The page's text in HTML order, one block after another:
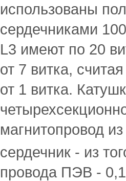
использованы
сердечниками
L3 имеют по 20
от 7 витка,
от 1 витка.
магнитопровод
сердечник - из
провода ПЭВ -